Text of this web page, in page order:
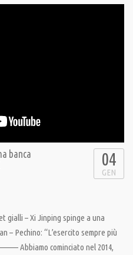
banca
04
GEN
gialli – Xi Jinping spinge a una
– Pechino: “L’esercito sempre più
Abbiamo cominciato nel 2014,